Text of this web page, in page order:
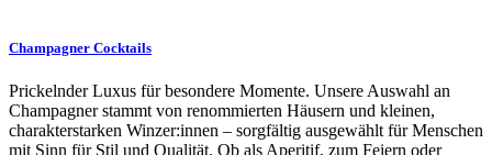
Champagner Cocktails
Prickelnder Luxus für besondere Momente. Unsere Auswahl an
Champagner stammt von renommierten Häusern und kleinen,
charakterstarken Winzer:innen – sorgfältig ausgewählt für Menschen
mit Sinn für Stil und Qualität. Ob als Aperitif, zum Feiern oder